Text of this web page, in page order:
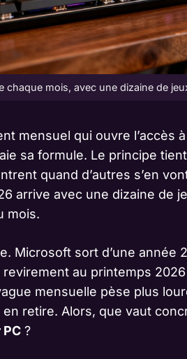
chaque mois, avec une dizaine de
mensuel qui ouvre l’accès
sa formule. Le principe
quand d’autres s’en
arrive avec une dizaine de
mois.
Microsoft sort d’une année
au printemps
mensuelle pèse plus
retire. Alors, que vaut
?